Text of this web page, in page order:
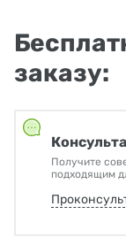
заказу:
Получите
подходящим